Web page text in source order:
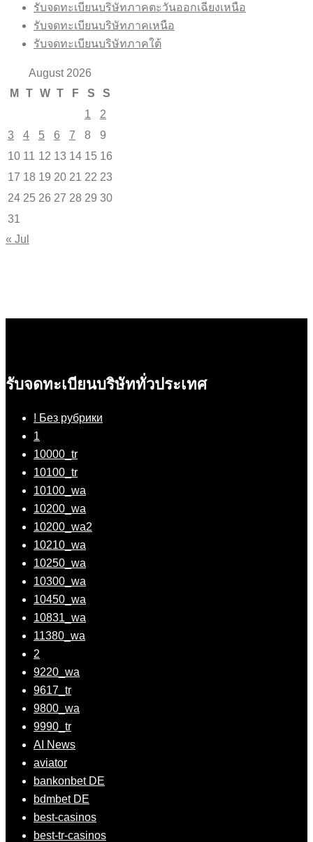
รับจดทะเบียนบริษัทภาคตะวันออกเฉียงเหนือ
รับจดทะเบียนบริษัทภาคเหนือ
รับจดทะเบียนบริษัทภาคใต้
August 2026
M
T W T F S
S
1
2
3
4 5 6 7 8
9
10 11 12 13 14 15 16
17 18 19 20 21 22 23
24 25 26 27 28 29 30
31
« Jul
รับจดทะเบียนบริษัททั่วประเทศ
! Без рубрики
1
10000_tr
10100_tr
10100_wa
10200_wa
10200_wa2
10210_wa
10250_wa
10300_wa
10450_wa
10831_wa
11380_wa
2
9220_wa
9617_tr
9800_wa
9990_tr
AI News
aviator
bankonbet DE
bdmbet DE
best-casinos
best-tr-casinos